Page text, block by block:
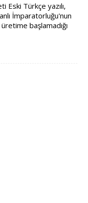
Eski Türkçe yazılı,
İmparatorluğu'nun
başlamadığı